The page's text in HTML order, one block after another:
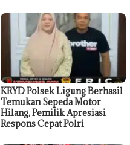
KRYD Polsek Ligung Berhasil
Temukan Sepeda Motor
Hilang, Pemilik Apresiasi
Respons Cepat Polri